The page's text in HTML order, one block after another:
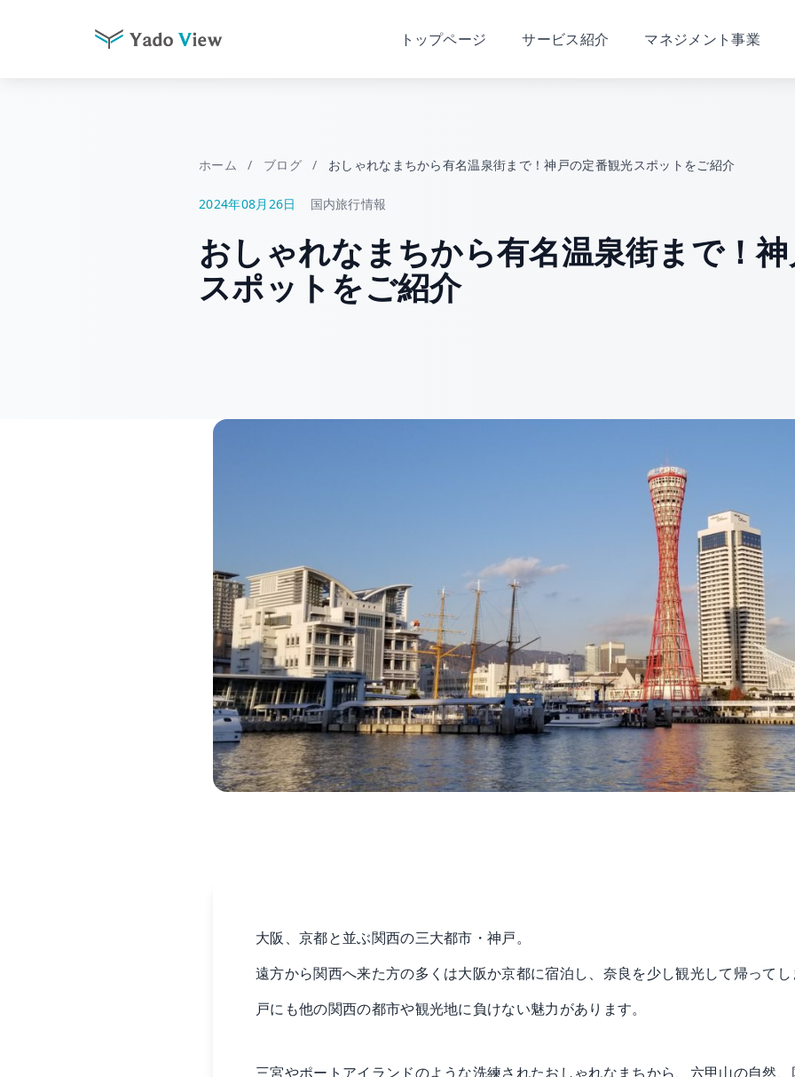
トップページ サービス紹介 マネジメント事業
ホーム / ブログ / おしゃれなまちから有名温泉街まで！神戸の定番観光スポットをご紹介
2024年08月26日 国内旅行情報
おしゃれなまちから有名温泉街まで！
スポットをご紹介
大阪、京都と並ぶ関西の三大都市・神戸。
遠方から関西へ来た方の多くは大阪か京都に宿泊し、奈良を少し観光して帰って
戸にも他の関西の都市や観光地に負けない魅力があります。
三宮やポートアイランドのような洗練されたおしゃれなまちから、六甲山の自然